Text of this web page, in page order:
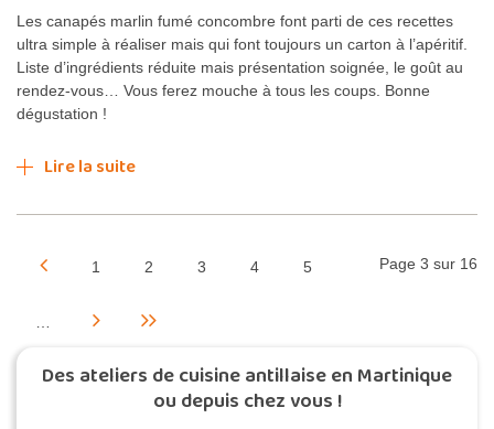
Les canapés marlin fumé concombre font parti de ces recettes
ultra simple à réaliser mais qui font toujours un carton à l’apéritif.
Liste d’ingrédients réduite mais présentation soignée, le goût au
rendez-vous… Vous ferez mouche à tous les coups. Bonne
dégustation !
Lire la suite
Page 3 sur 16
1 2 3 4 5
Des ateliers de cuisine antillaise en Martinique
ou depuis chez vous !